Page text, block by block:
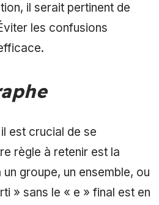
il serait pertinent de
les confusions
est crucial de se
règle à retenir est la
groupe, un ensemble, ou
» sans le « e » final est en